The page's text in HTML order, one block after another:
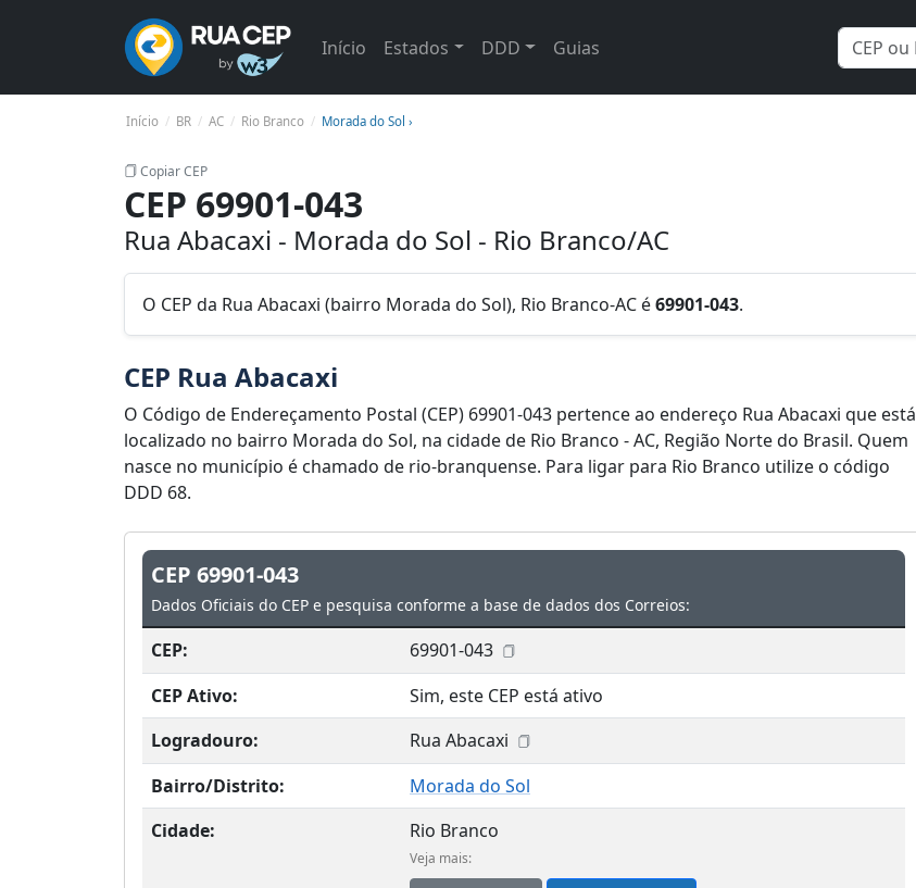
Início Estados DDD Guias
Início BR AC Rio Branco Morada do Sol ›
Copiar CEP
CEP 69901-043
Rua Abacaxi - Morada do Sol - Rio Branco/AC
O CEP da Rua Abacaxi (bairro Morada do Sol), Rio Branco-AC é69901-043.
CEP Rua Abacaxi
O Código de Endereçamento Postal (CEP) 69901-043 pertence ao endereço Rua Abacaxi que está
localizado no bairro Morada do Sol, na cidade de Rio Branco - AC, Região Norte do Brasil. Quem
nasce no município é chamado de rio-branquense. Para ligar para Rio Branco utilize o código
DDD 68.
CEP 69901-043
Dados Oficiais do CEP e pesquisa conforme a base de dados dos Correios:
CEP:
69901-043
CEP Ativo:
Sim, este CEP está ativo
Logradouro:
Rua Abacaxi
Bairro/Distrito:
Morada do Sol
Cidade:
Rio Branco
Veja mais: